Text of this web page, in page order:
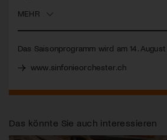
MEHR
Das Saisonprogramm wird am 14.
www.sinfonieorchester.ch
Das könnte Sie auch interessieren